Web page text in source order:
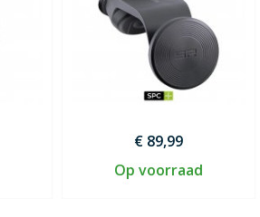
€ 89,99
Op voorraad